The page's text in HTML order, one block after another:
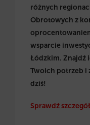
różnych
Obrotowych z
wsparcie
Łódzkim. Znajdź
Twoich potrzeb i
dziś!
Sprawdź